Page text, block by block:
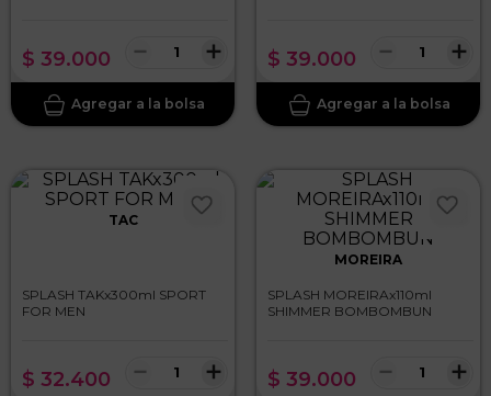
$ 39.000 ＋
－ $ 39.000 ＋
－
TAC
SPLASH TAKx300ml SPORT
FOR MEN
$ 32.400 ＋
－
MOREIRA
SPLASH MOREIRAx110ml
SHIMMER BOMBOMBUN
$ 39.000 ＋
－